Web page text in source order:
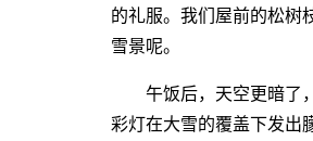
的礼服。我们屋前的松树
雪景呢。
午饭后，天空更暗了，
彩灯在大雪的覆盖下发出